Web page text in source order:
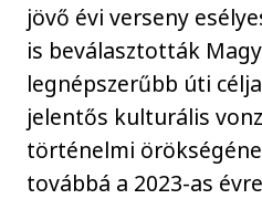
jövő évi verseny
is beválasztották
legnépszerűbb úti
jelentős kulturális
történelmi
továbbá a 2023-as